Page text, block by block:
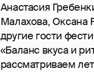
Анастасия
Малахова, Оксана
другие гости
«Баланс вкуса и
рассматриваем